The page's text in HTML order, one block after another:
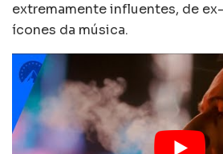
extremamente influentes, de
ícones da música.